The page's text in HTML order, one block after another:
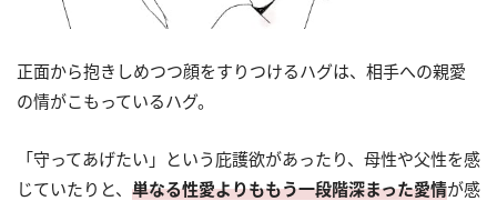
正面から抱きしめつつ顔をすりつけるハグは、相手への親愛
の情がこもっているハグ。
「守ってあげたい」という庇護欲があったり、母性や父性を感
じていたりと、 単なる性愛よりももう一段階深まった愛情が感